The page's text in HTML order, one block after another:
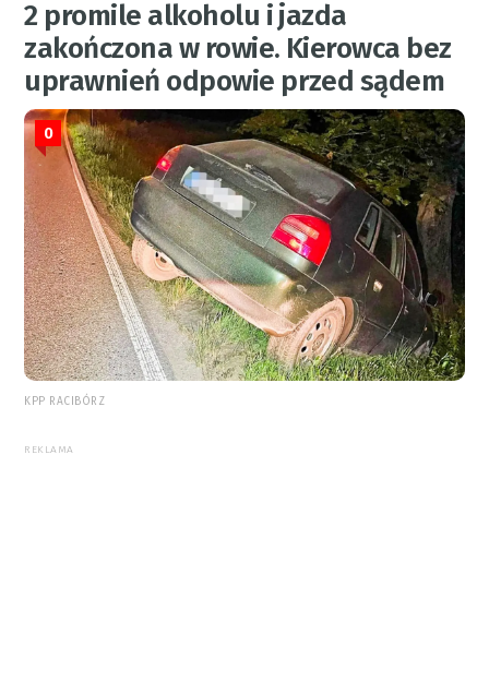
2 promile alkoholu i jazda
zakończona w rowie. Kierowca bez
uprawnień odpowie przed sądem
0
KPP RACIBÓRZ
REKLAMA